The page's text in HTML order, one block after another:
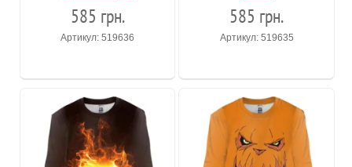
585 грн.
Артикул: 519636
585 грн.
Артикул: 519635